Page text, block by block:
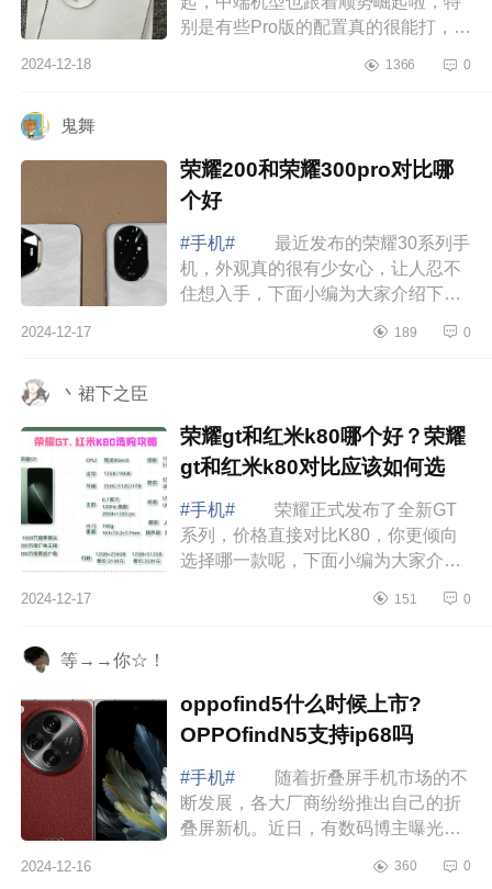
别是有些Pro版的配置真的很能打，下
价比高吗?华为nova13和nova13pro哪
2024-12-18 1366 0
鬼舞
荣耀200和荣耀300pro对比哪
个好
#手机#
最近发布的荣耀30系列手
机，外观真的很有少女心，让人忍不
住想入手，下面小编为大家介绍下荣
荣耀200和荣耀300pro对比哪个
2024-12-17 189 0
丶裙下之臣
荣耀gt和红米k80哪个好？荣耀
gt和红米k80对比应该如何选
#手机#
荣耀正式发布了全新GT
系列，价格直接对比K80，你更倾向
选择哪一款呢，下面小编为大家介绍
2024-12-17 151 0
等→→你☆！
oppofind5什么时候上市?
OPPOfindN5支持ip68吗
#手机#
随着折叠屏手机市场的不
断发展，各大厂商纷纷推出自己的折
叠屏新机。近日，有数码博主曝光了
是“明年上半年最强折叠。”下面小编为
2024-12-16 360 0